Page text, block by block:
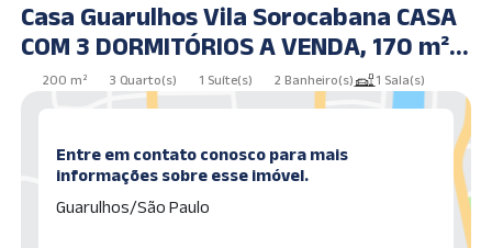
Casa Guarulhos Vila Sorocabana CASA
COM 3 DORMITÓRIOS A VENDA, 170 m² –
VILA SOROCABANA – GUARULHOS/SP
AI24576
200 m² 3 Quarto(s) 1 Suíte(s) 2 Banheiro(s) 1 Sala(s)
Entre em contato conosco para mais
informações sobre esse imóvel.
Guarulhos/São Paulo